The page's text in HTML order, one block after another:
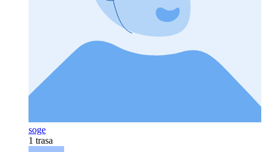
soge
1 trasa